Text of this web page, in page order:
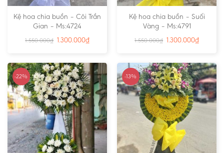
Kệ hoa chia buồn – Cõi Trần
Gian – Ms:4724
1.550.000₫ 1.300.000₫
Kệ hoa chia buồn – Suối
Vàng – Ms:4791
1.550.000₫ 1.300.000₫
-22% -13%